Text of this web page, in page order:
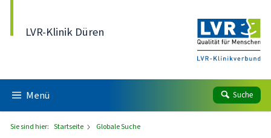
LVR-Klinik Düren
Menü Suche
Sie sind hier: Startseite Globale Suche